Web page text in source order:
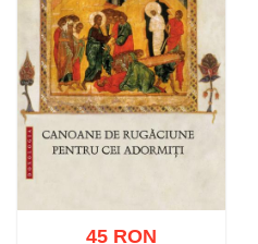
45 RON